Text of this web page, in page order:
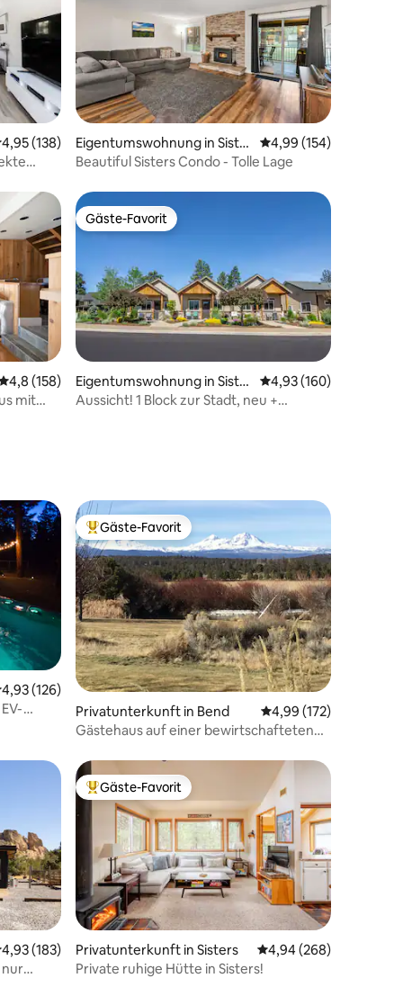
Bewertungen Bewertung: 4,95 von 5, 138 Bewertungen
4,95 (138)
Eigentumswohnung in Sister
s
Durchschnittliche
4,99 (154)
Beautiful Sisters Condo - Tolle Lage
Bewertungen Bewertung: 4,8 von 5, 158 Bewertungen
4,8 (158)
mit
Gäste-Favorit
Gäste-Favorit
Eigentumswohnung in Sister
s
Durchschnittliche
4,93 (160)
Aussicht! 1 Block zur Stadt, neu +
Bewertungen Bewertung: 4,93 von 5, 126 Bewertungen
4,93 (126)
Beliebter Gäste-Favorit.
Gäste-Favorit
Privatunterkunft in Bend Durchschnittliche
4,99 (172)
Gästehaus auf einer bewirtschafteten
Bewertung: 4,93 von 5, 183 Bewertungen
4,93 (183)
nur
Beliebter Gäste-Favorit.
Gäste-Favorit
Privatunterkunft in Sisters Durchschnittliche
4,94 (268)
Private ruhige Hütte in Sisters!